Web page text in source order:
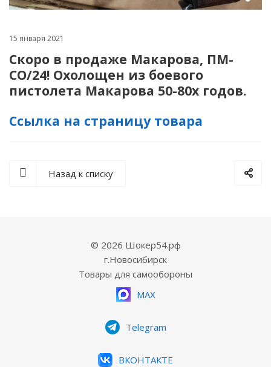
15 января 2021
Скоро в продаже Макарова, ПМ-
СО/24! Охолощен из боевого
пистолета Макарова 50-80х годов.
Ссылка на страницу товара
Назад к списку
© 2026 Шокер54.рф
г.Новосибирск
Товары для самообороны
MAX
Telegram
ВКОНТАКТЕ